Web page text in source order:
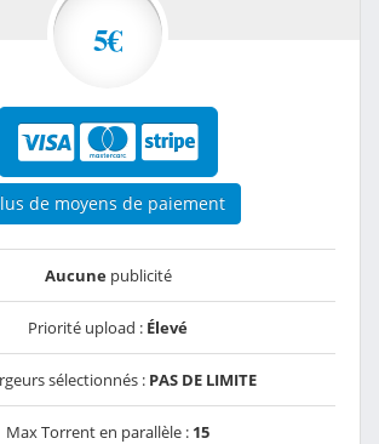
5€
de moyens de paiement
Aucunepublicité
Priorité upload : Élevé
sélectionnés : PAS DE LIMITE
Max Torrent en parallèle : 15